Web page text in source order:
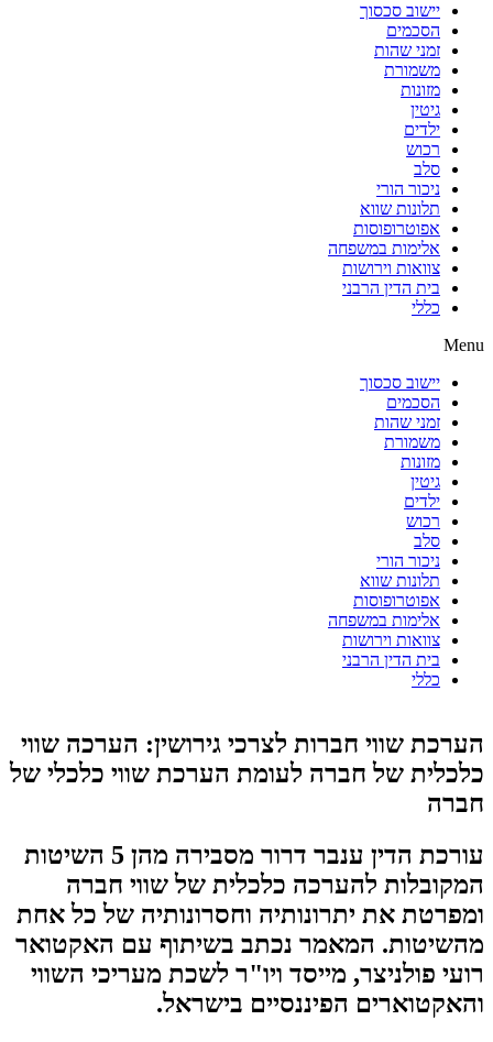
יישוב סכסוך
הסכמים
זמני שהות
משמורת
מזונות
גיטין
ילדים
רכוש
סלב
ניכור הורי
תלונות שווא
אפוטרופוסות
אלימות במשפחה
צוואות וירושות
בית הדין הרבני
כללי
Menu
יישוב סכסוך
הסכמים
זמני שהות
משמורת
מזונות
גיטין
ילדים
רכוש
סלב
ניכור הורי
תלונות שווא
אפוטרופוסות
אלימות במשפחה
צוואות וירושות
בית הדין הרבני
כללי
הערכת שווי חברות לצרכי גירושין: הערכה שווי
כלכלית של חברה לעומת הערכת שווי כלכלי של
חברה
עורכת הדין ענבר דרור מסבירה מהן 5 השיטות
המקובלות להערכה כלכלית של שווי חברה
ומפרטת את יתרונותיה וחסרונותיה של כל אחת
מהשיטות. המאמר נכתב בשיתוף עם האקטואר
רועי פולניצר, מייסד ויו"ר לשכת מעריכי השווי
והאקטוארים הפיננסיים בישראל.